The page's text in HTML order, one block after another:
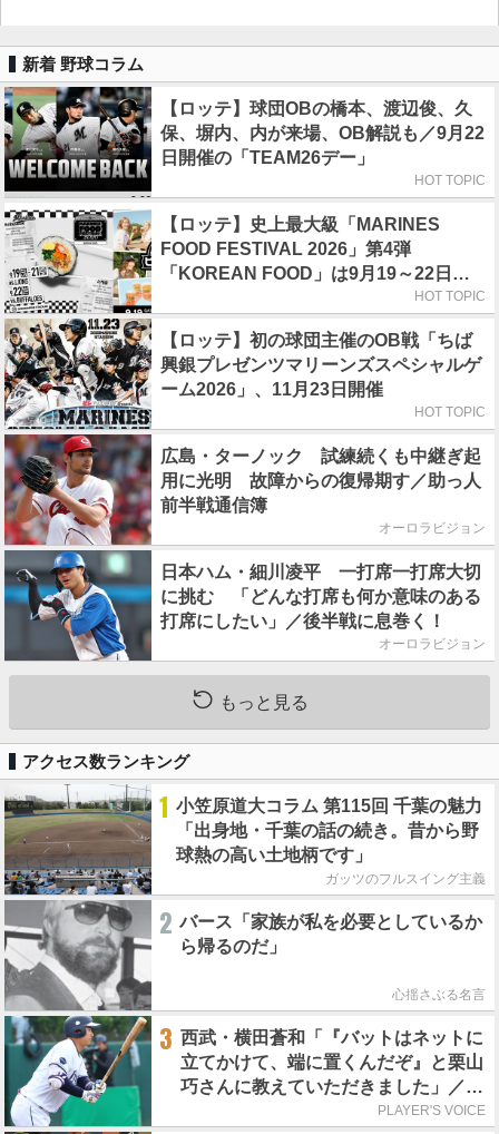
新着 野球コラム
【ロッテ】球団OBの橋本、渡辺俊、久
保、塀内、内が来場、OB解説も／9月22
日開催の「TEAM26デー」
HOT TOPIC
【ロッテ】史上最大級「MARINES
FOOD FESTIVAL 2026」第4弾
「KOREAN FOOD」は9月19～22日／
HOT TOPIC
【ロッテ】初の球団主催のOB戦「ちば
興銀プレゼンツマリーンズスペシャルゲ
ーム2026」、11月23日開催
HOT TOPIC
広島・ターノック 試練続くも中継ぎ起
用に光明 故障からの復帰期す／助っ人
前半戦通信簿
オーロラビジョン
日本ハム・細川凌平 一打席一打席大切
に挑む 「どんな打席も何か意味のある
打席にしたい」／後半戦に息巻く！
オーロラビジョン
もっと見る
アクセス数ランキング
1 小笠原道大コラム 第115回 千葉の魅力
「出身地・千葉の話の続き。昔から野
球熱の高い土地柄です」
ガッツのフルスイング主義
2 バース「家族が私を必要としているか
ら帰るのだ」
心揺さぶる名言
3 西武・横田蒼和「『バットはネットに
立てかけて、端に置くんだぞ』と栗山
巧さんに教えていただきました」／憧
PLAYER'S VOICE